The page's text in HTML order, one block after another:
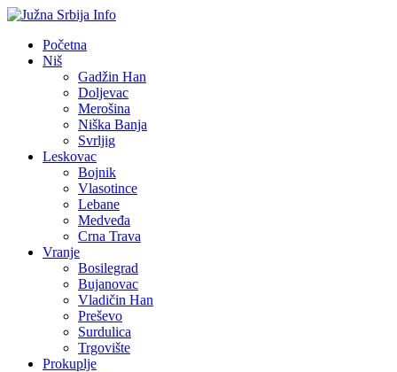
Početna
Niš
Gadžin Han
Doljevac
Merošina
Niška Banja
Svrljig
Leskovac
Bojnik
Vlasotince
Lebane
Medveđa
Crna Trava
Vranje
Bosilegrad
Bujanovac
Vladičin Han
Preševo
Surdulica
Trgovište
Prokuplje